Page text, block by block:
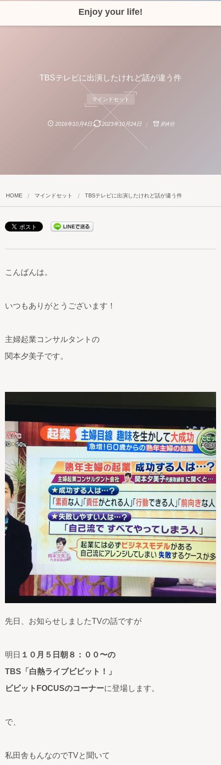
Enjoy your life!
TBSテレビに出演したけれど話が違う件
マインドセット
2016年10月4日 2023年10月24日 約4分
HOME マインドセット TBSテレビに出演したけれど話が違う件
こんばんは。
いつもありがとうございます！
主婦起業コンサルタントの
関本夕美子です。
先日、お知らせしましたTVの話ですが
明日 １０月５日朝８：００〜の
TBS「白熱ライブビビット！」
ビビットFOCUSのコーナーに登場します。
で、
私田舎もんなのでTVと聞いて